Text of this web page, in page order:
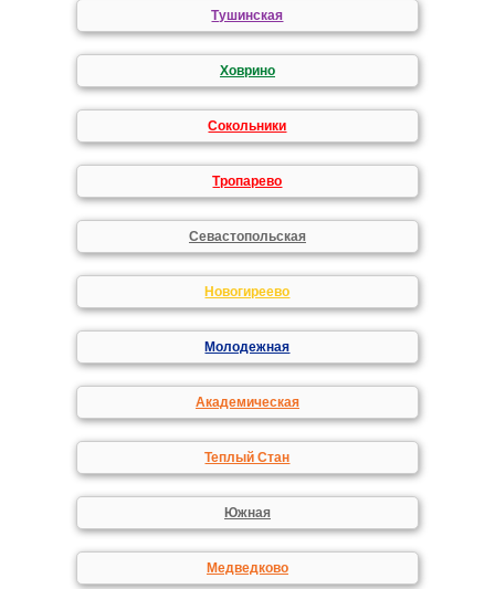
Тушинская
Ховрино
Сокольники
Тропарево
Севастопольская
Новогиреево
Молодежная
Академическая
Теплый Стан
Южная
Медведково